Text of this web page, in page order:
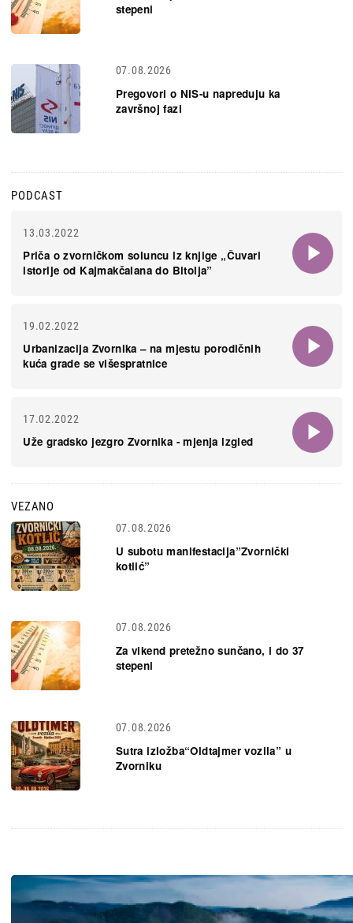
stepeni
07.08.2026
Pregovori o NIS-u napreduju ka
završnoj fazi
PODCAST
13.03.2022
Priča o zvorničkom soluncu iz knjige „Čuvari
istorije od Kajmakčalana do Bitolja”
19.02.2022
Urbanizacija Zvornika – na mjestu porodičnih
kuća grade se višespratnice
17.02.2022
Uže gradsko jezgro Zvornika - mjenja izgled
VEZANO
07.08.2026
U subotu manifestacija”Zvornički
kotlić”
07.08.2026
Za vikend pretežno sunčano, i do 37
stepeni
07.08.2026
Sutra izložba“Oldtajmer vozila” u
Zvorniku
Slika